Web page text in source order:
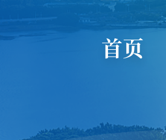
首页